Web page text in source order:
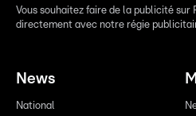
Vous souhaitez faire de la publicité sur
directement avec notre régie
News
National